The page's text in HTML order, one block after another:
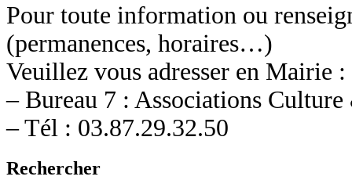
Pour toute information ou
(permanences, horaires…)
Veuillez vous adresser en Mairie :
– Bureau 7 : Associations
– Tél : 03.87.29.32.50
Rechercher